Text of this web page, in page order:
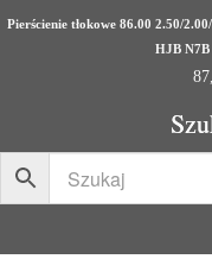
Pierścienie tłokowe 86.00 2.50/
HJB N7B